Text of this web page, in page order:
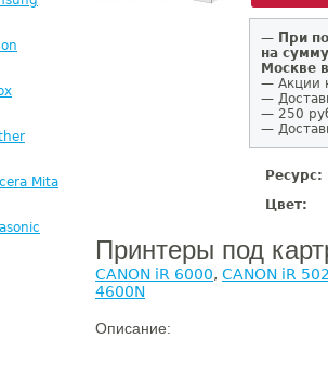
Mita
— При
на
Москве
— Акции
—
— 250
—
Ресурс:
Цвет:
Принтеры под
CANON iR 6000, CANON iR
4600N
Описание: